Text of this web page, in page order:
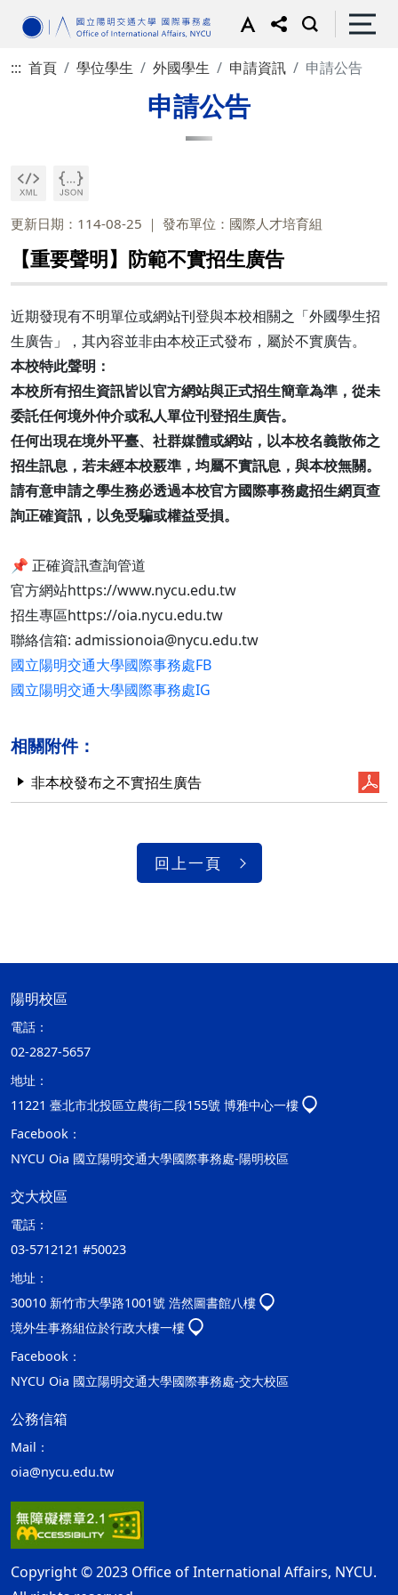
::: 首頁 學位學生 外國學生 申請資訊 申請公告
申請公告
更新日期：114-08-25 發布單位：國際人才培育組
【重要聲明】防範不實招生廣告
近期發現有不明單位或網站刊登與本校相關之「外國學生招
生廣告」，其內容並非由本校正式發布，屬於不實廣告。
本校特此聲明：
本校所有招生資訊皆以官方網站與正式招生簡章為準，從未
委託任何境外仲介或私人單位刊登招生廣告。
任何出現在境外平臺、社群媒體或網站，以本校名義散佈之
招生訊息，若未經本校覈準，均屬不實訊息，與本校無關。
請有意申請之學生務必透過本校官方國際事務處招生網頁查
詢正確資訊，以免受騙或權益受損。
📌 正確資訊查詢管道
官方網站https://www.nycu.edu.tw
招生專區https://oia.nycu.edu.tw
聯絡信箱: admissionoia@nycu.edu.tw
國立陽明交通大學國際事務處FB
國立陽明交通大學國際事務處IG
相關附件：
非本校發布之不實招生廣告
回上一頁
陽明校區
電話：
02-2827-5657
地址：
11221 臺北市北投區立農街二段155號 博雅中心一樓
Facebook：
NYCU Oia 國立陽明交通大學國際事務處-陽明校區
交大校區
電話：
03-5712121 #50023
地址：
30010 新竹市大學路1001號 浩然圖書館八樓
境外生事務組位於行政大樓一樓
Facebook：
NYCU Oia 國立陽明交通大學國際事務處-交大校區
公務信箱
Mail：
oia@nycu.edu.tw
Copyright © 2023 Office of International Affairs, NYCU.